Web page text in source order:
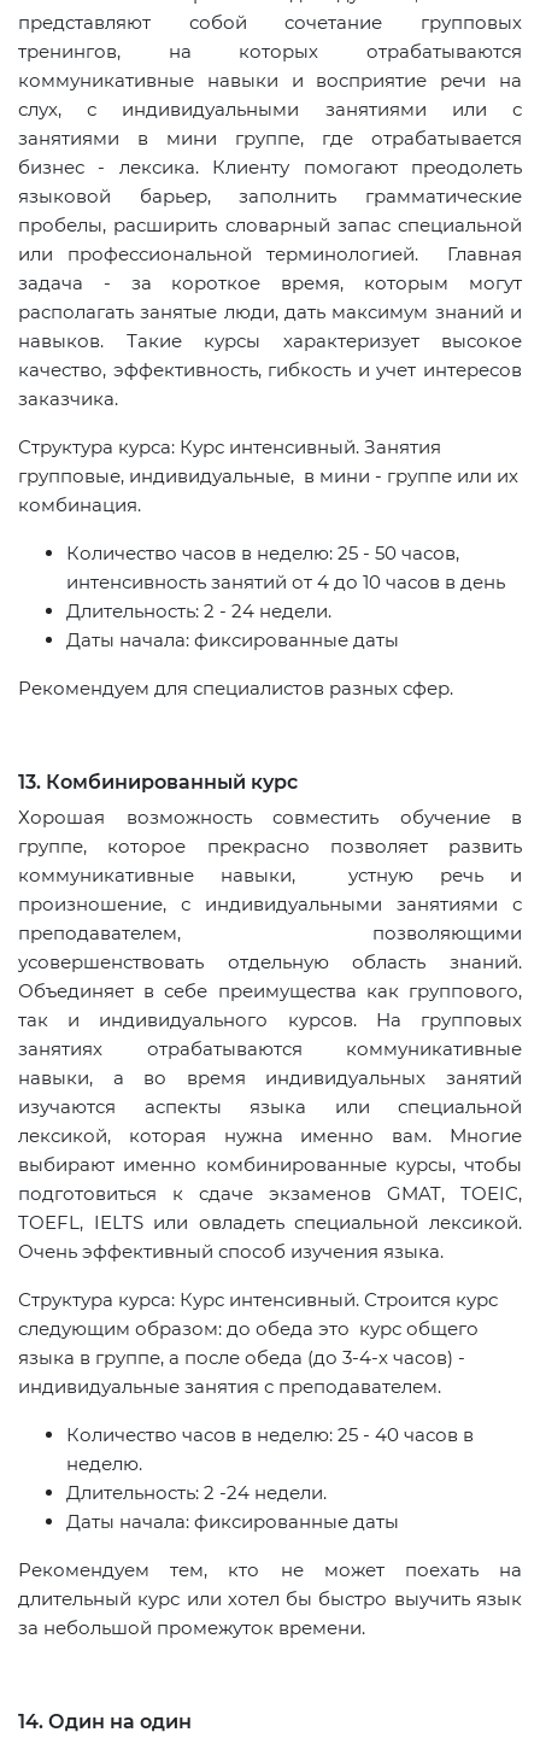
представляют собой сочетание групповых
тренингов, на которых отрабатываются
коммуникативные навыки и восприятие речи на
слух, с индивидуальными занятиями или с
занятиями в мини группе, где отрабатывается
бизнес - лексика. Клиенту помогают преодолеть
языковой барьер, заполнить грамматические
пробелы, расширить словарный запас специальной
или профессиональной терминологией. Главная
задача - за короткое время, которым могут
располагать занятые люди, дать максимум знаний и
навыков. Такие курсы характеризует высокое
качество, эффективность, гибкость и учет интересов
заказчика.
Структура курса: Курс интенсивный. Занятия
групповые, индивидуальные, в мини - группе или их
комбинация.
Количество часов в неделю: 25 - 50 часов,
интенсивность занятий от 4 до 10 часов в день
Длительность: 2 - 24 недели.
Даты начала: фиксированные даты
Рекомендуем для специалистов разных сфер.
13. Комбинированный курс
Хорошая возможность совместить обучение в
группе, которое прекрасно позволяет развить
коммуникативные навыки, устную речь и
произношение, с индивидуальными занятиями с
преподавателем, позволяющими
усовершенствовать отдельную область знаний.
Объединяет в себе преимущества как группового,
так и индивидуального курсов. На групповых
занятиях отрабатываются коммуникативные
навыки, а во время индивидуальных занятий
изучаются аспекты языка или специальной
лексикой, которая нужна именно вам. Многие
выбирают именно комбинированные курсы, чтобы
подготовиться к сдаче экзаменов GMAT, TOEIC,
TOEFL, IELTS или овладеть специальной лексикой.
Очень эффективный способ изучения языка.
Структура курса: Курс интенсивный. Строится курс
следующим образом: до обеда это курс общего
языка в группе, а после обеда (до 3-4-х часов) -
индивидуальные занятия с преподавателем.
Количество часов в неделю: 25 - 40 часов в
неделю.
Длительность: 2 -24 недели.
Даты начала: фиксированные даты
Рекомендуем тем, кто не может поехать на
длительный курс или хотел бы быстро выучить язык
за небольшой промежуток времени.
14. Один на один